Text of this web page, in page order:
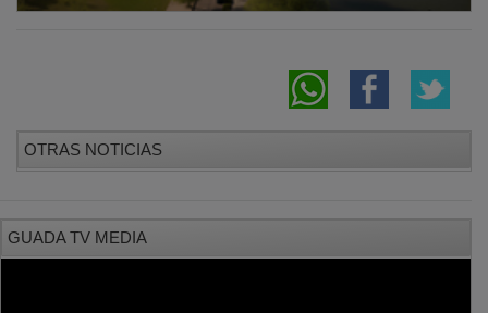
OTRAS NOTICIAS
GUADA TV MEDIA